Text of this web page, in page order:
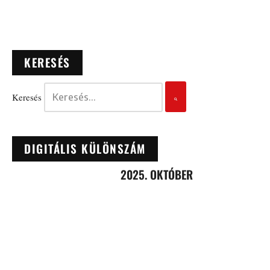
KERESÉS
Keresés
DIGITÁLIS KÜLÖNSZÁM
2025. OKTÓBER